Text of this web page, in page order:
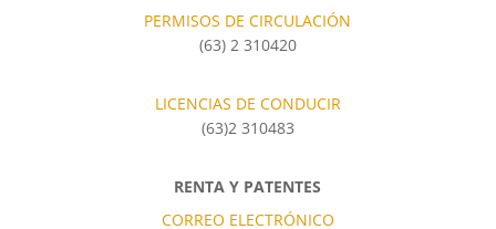
PERMISOS DE CIRCULACIÓN
(63) 2 310420
LICENCIAS DE CONDUCIR
(63)2 310483
RENTA Y PATENTES
CORREO ELECTRÓNICO